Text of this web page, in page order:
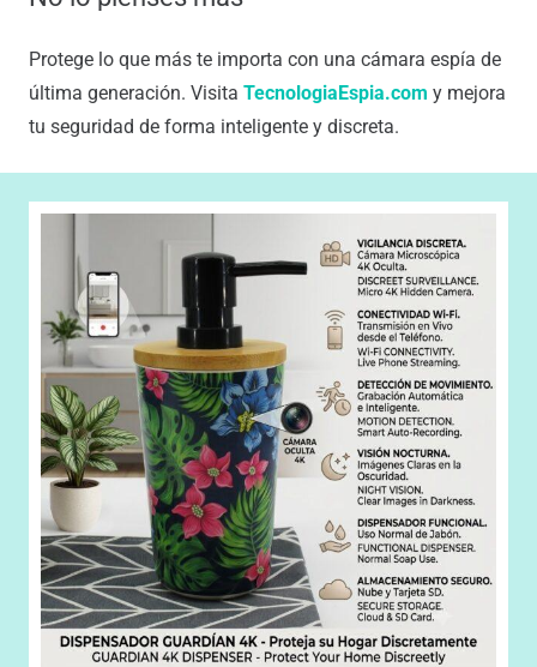
Protege lo que más te importa con una cámara espía de
última generación. Visita TecnologiaEspia.com y mejora
tu seguridad de forma inteligente y discreta.